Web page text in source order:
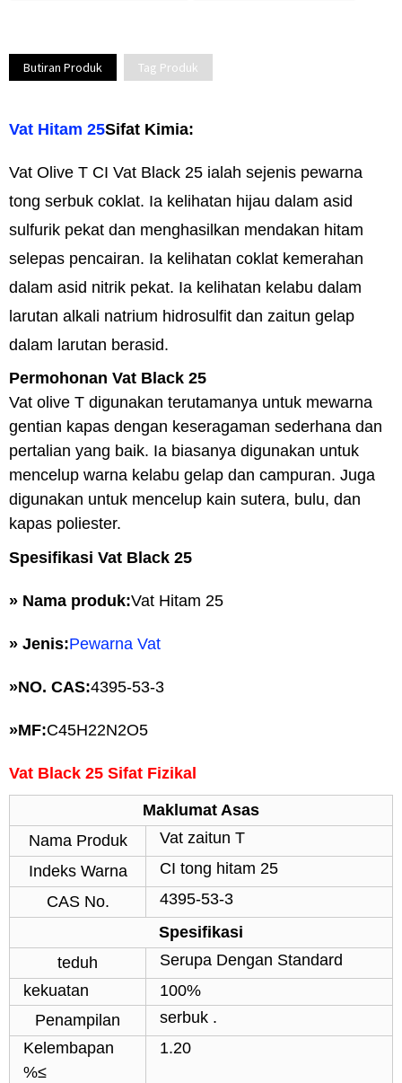
Butiran Produk Tag Produk
Vat Hitam 25Sifat Kimia:
Vat Olive T CI Vat Black 25 ialah sejenis pewarna
tong serbuk coklat. Ia kelihatan hijau dalam asid
sulfurik pekat dan menghasilkan mendakan hitam
selepas pencairan. Ia kelihatan coklat kemerahan
dalam asid nitrik pekat. Ia kelihatan kelabu dalam
larutan alkali natrium hidrosulfit dan zaitun gelap
dalam larutan berasid.
Permohonan Vat Black 25
Vat olive T digunakan terutamanya untuk mewarna
gentian kapas dengan keseragaman sederhana dan
pertalian yang baik. Ia biasanya digunakan untuk
mencelup warna kelabu gelap dan campuran. Juga
digunakan untuk mencelup kain sutera, bulu, dan
kapas poliester.
Spesifikasi Vat Black 25
» Nama produk:Vat Hitam 25
» Jenis:Pewarna Vat
»NO. CAS:4395-53-3
»MF:C45H22N2O5
Vat Black 25 Sifat Fizikal
Maklumat Asas
Nama Produk
Vat zaitun T
Indeks Warna
CI tong hitam 25
CAS No.
4395-53-3
Spesifikasi
teduh
Serupa Dengan Standard
kekuatan
100%
Penampilan
serbuk .
Kelembapan
%≤
1.20